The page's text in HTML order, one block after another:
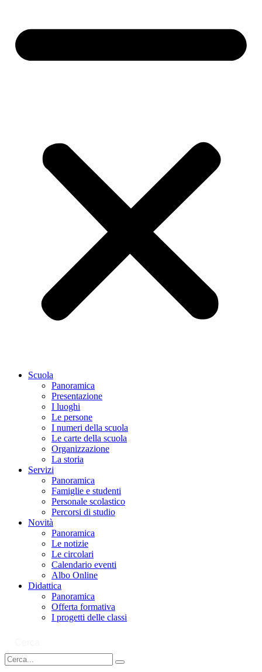
Scuola
Panoramica
Presentazione
I luoghi
Le persone
I numeri della scuola
Le carte della scuola
Organizzazione
La storia
Servizi
Panoramica
Famiglie e studenti
Personale scolastico
Percorsi di studio
Novità
Panoramica
Le notizie
Le circolari
Calendario eventi
Albo Online
Didattica
Panoramica
Offerta formativa
I progetti delle classi